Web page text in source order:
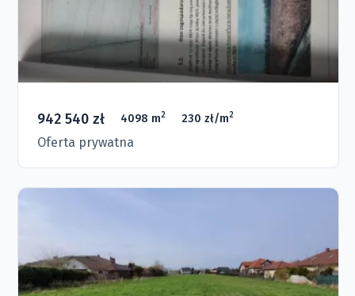
942 540 zł 4098 m2 230 zł/m2
Oferta prywatna